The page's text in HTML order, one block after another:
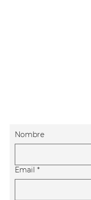
Nombre
Email *